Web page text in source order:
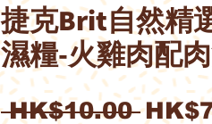
捷克Brit自然精
濕糧-火雞肉配
HK$10.00 一